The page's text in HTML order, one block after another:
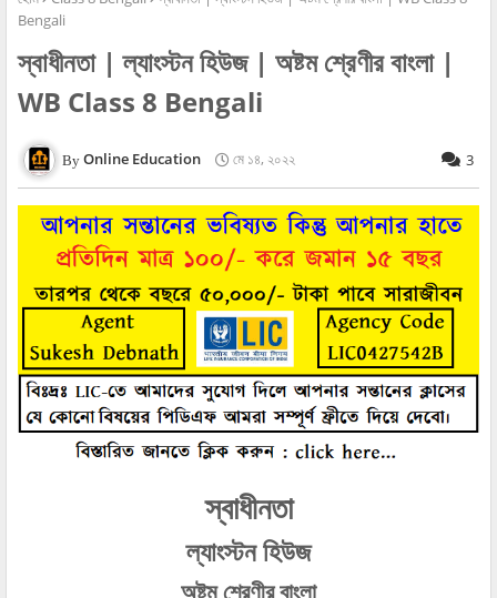
Bengali
স্বাধীনতা | ল্যাংস্টন হিউজ | অষ্টম শ্রেণীর বাংলা |
WB Class 8 Bengali
Online Education মে ১৪, ২০২২ 3
স্বাধীনতা
ল্যাংস্টন হিউজ
অষ্টম শ্রেণীর বাংলা